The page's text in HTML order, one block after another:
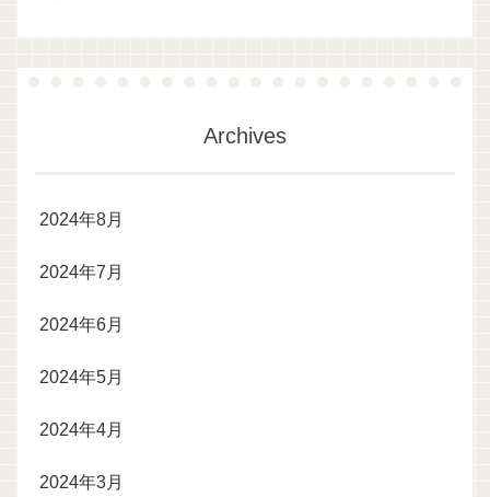
Archives
2024年8月
2024年7月
2024年6月
2024年5月
2024年4月
2024年3月